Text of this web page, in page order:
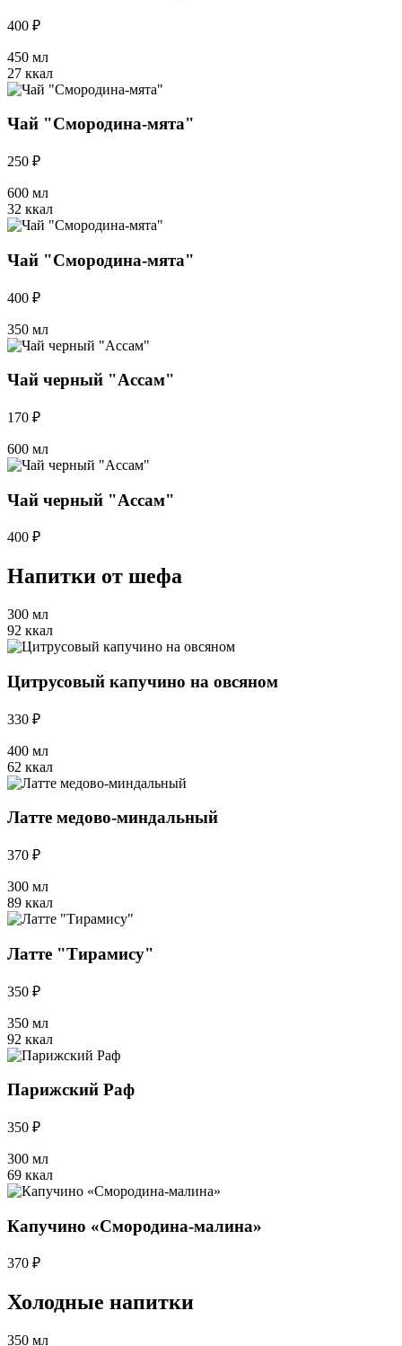
400 ₽
450 мл
27 ккал
Чай "Смородина-мята"
250 ₽
600 мл
32 ккал
Чай "Смородина-мята"
400 ₽
350 мл
Чай черный "Ассам"
170 ₽
600 мл
Чай черный "Ассам"
400 ₽
Напитки от шефа
300 мл
92 ккал
Цитрусовый капучино на овсяном
330 ₽
400 мл
62 ккал
Латте медово-миндальный
370 ₽
300 мл
89 ккал
Латте "Тирамису"
350 ₽
350 мл
92 ккал
Парижский Раф
350 ₽
300 мл
69 ккал
Капучино «Смородина-малина»
370 ₽
Холодные напитки
350 мл